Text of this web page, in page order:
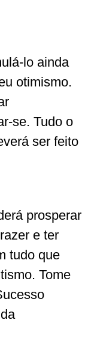
lo ainda
otimismo.
se. Tudo o
ser feito
prosperar
e ter
tudo que
Tome